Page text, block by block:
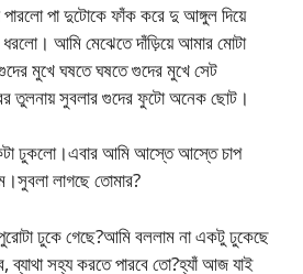
পারলো পা দুটোকে ফাঁক করে দু আঙ্গুল দিয়ে
আমি মেঝেতে দাঁড়িয়ে আমার মোটা
মুখে ঘষতে ঘষতে গুদের মুখে সেট
তুলনায় সুবলার গুদের ফুটো অনেক ছোট।
ঢুকলো।এবার আমি আস্তে আস্তে চাপ
লাগছে তোমার?
ঢুকে গেছে?আমি বললাম না একটু ঢুকেছে
ব্যাথা সহ্য করতে পারবে তো?হ্যাঁ আজ যাই